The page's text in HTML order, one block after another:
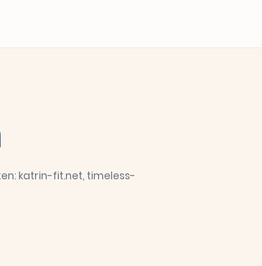
katrin-fit.net, timeless-